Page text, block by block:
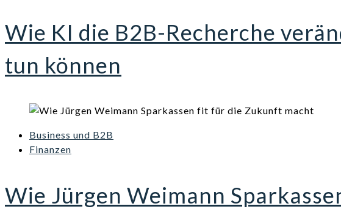
Wie KI die B2B-Recherche
tun können
Business und B2B
Finanzen
Wie Jürgen Weimann